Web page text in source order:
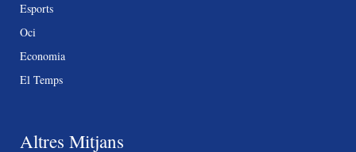
Esports
Oci
Economia
El Temps
Altres Mitjans